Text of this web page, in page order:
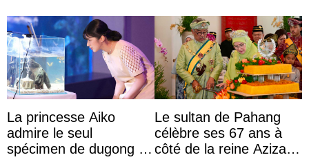
La princesse Aiko
admire le seul
spécimen de dugong en
Le sultan de Pahang
célèbre ses 67 ans à
côté de la reine Azizah